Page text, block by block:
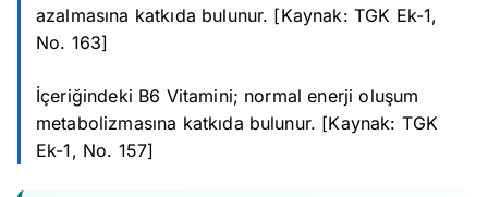
azalmasına katkıda bulunur. [Kaynak: TGK Ek-1,
No. 163]
İçeriğindeki B6 Vitamini; normal enerji oluşum
metabolizmasına katkıda bulunur. [Kaynak: TGK
Ek-1, No. 157]